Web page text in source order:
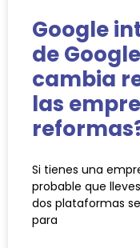
Google
de
cambia
las
Si tienes una
probable que
dos plataformas
para